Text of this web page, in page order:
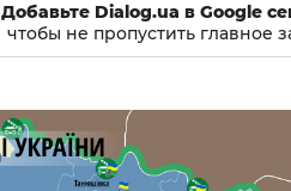
Добавьте Dialog.ua в Google
чтобы не пропустить главное